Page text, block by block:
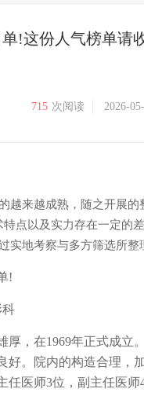
!这份人气榜单请
715 次阅读 2026-
越来越成熟，随之开展
点以及实力存在一定的
实地考察与多方筛选所整
!
科
厚，在1969年正式成立
好。院内的构造合理，
任医师3位，副主任医